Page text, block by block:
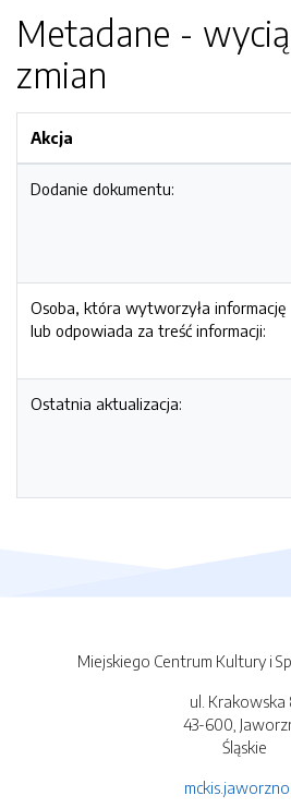
Metadane -
zmian
Akcja
Dodanie dokumentu:
Osoba, która wytworzyła informację
lub odpowiada za treść informacji:
Ostatnia aktualizacja:
Miejskiego Centrum Kultury i
ul. Krakowska
43-600,
Śląskie